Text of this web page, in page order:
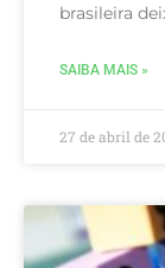
brasileira
SAIBA MAIS »
27 de abril de